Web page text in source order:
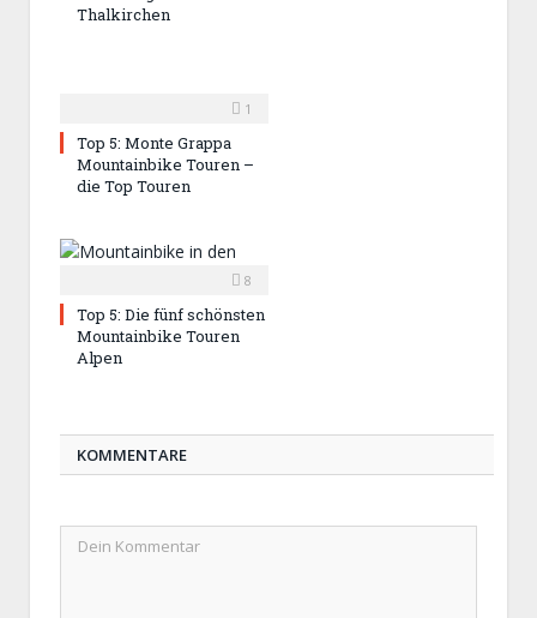
Thalkirchen
1
Top 5: Monte Grappa
Mountainbike Touren –
die Top Touren
8
Top 5: Die fünf schönsten
Mountainbike Touren
Alpen
KOMMENTARE